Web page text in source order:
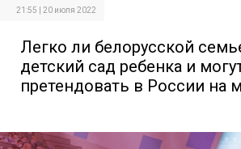
21:55 | 20 июля 2022
Легко ли белорусской
детский сад ребенка и
претендовать в России на